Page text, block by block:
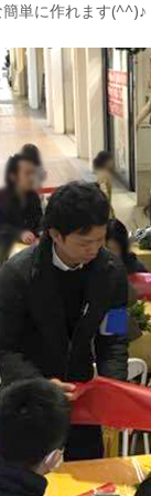
単に作れます(^^)♪